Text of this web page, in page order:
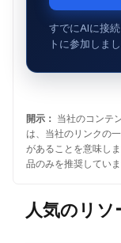
すでにAIに接
トに参加しまし
開示： 当社のコンテ
は、当社のリンクの
があることを意味し
品のみを推奨していま
人気のリソ